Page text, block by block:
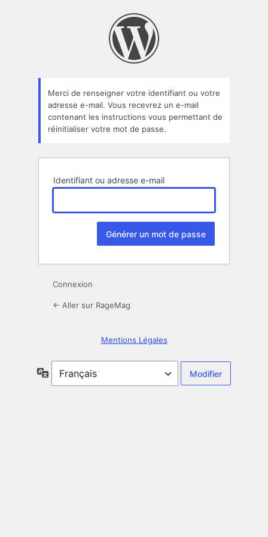
oublié
Merci de renseigner votre identifiant ou votre
adresse e-mail. Vous recevrez un e-mail
contenant les instructions vous permettant de
réinitialiser votre mot de passe.
Identifiant ou adresse e-mail
Connexion
← Aller sur RageMag
Mentions Légales
Langue